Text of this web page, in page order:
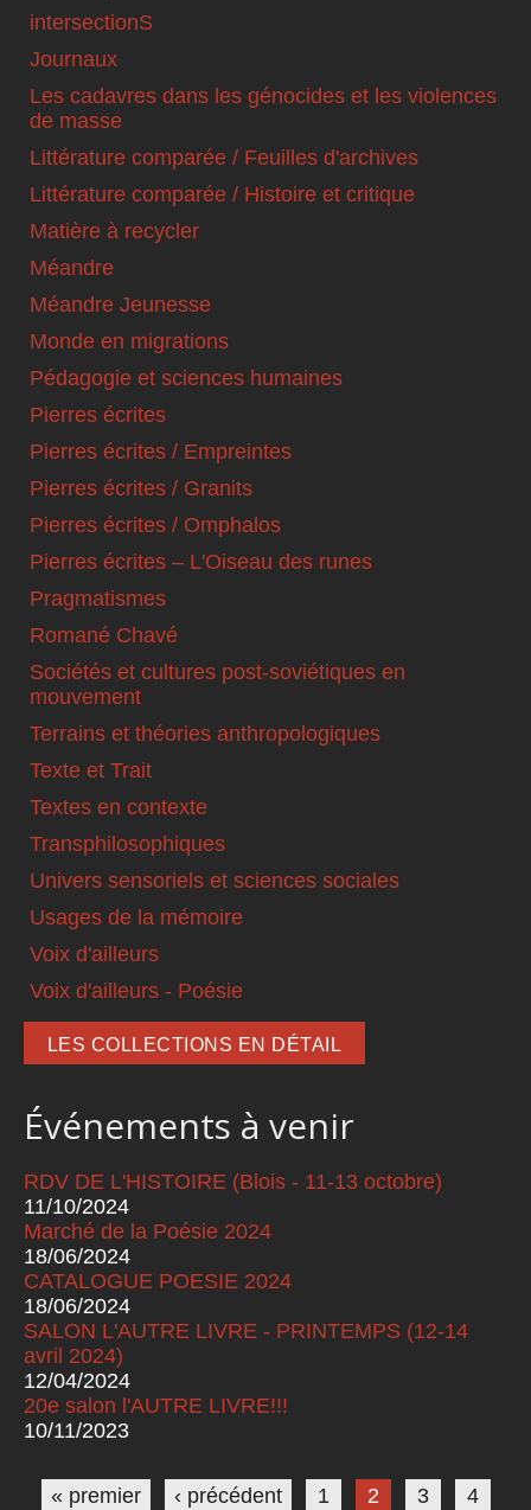
intersectionS
Journaux
Les cadavres dans les génocides et les violences
de masse
Littérature comparée / Feuilles d'archives
Littérature comparée / Histoire et critique
Matière à recycler
Méandre
Méandre Jeunesse
Monde en migrations
Pédagogie et sciences humaines
Pierres écrites
Pierres écrites / Empreintes
Pierres écrites / Granits
Pierres écrites / Omphalos
Pierres écrites – L'Oiseau des runes
Pragmatismes
Romané Chavé
Sociétés et cultures post-soviétiques en
mouvement
Terrains et théories anthropologiques
Texte et Trait
Textes en contexte
Transphilosophiques
Univers sensoriels et sciences sociales
Usages de la mémoire
Voix d'ailleurs
Voix d'ailleurs - Poésie
LES COLLECTIONS EN DÉTAIL
Événements à venir
RDV DE L'HISTOIRE (Blois - 11-13 octobre)
11/10/2024
Marché de la Poésie 2024
18/06/2024
CATALOGUE POESIE 2024
18/06/2024
SALON L'AUTRE LIVRE - PRINTEMPS (12-14
avril 2024)
12/04/2024
20e salon l'AUTRE LIVRE!!!
10/11/2023
Pages
« premier ‹ précédent 1 2 3 4